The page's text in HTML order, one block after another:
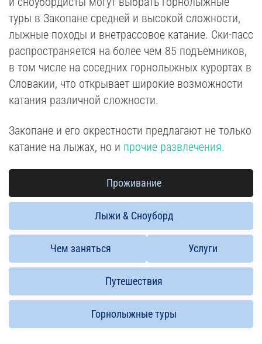
туры в Закопане средней и высокой сложности,
лыжные походы и внетрассовое катание. Ски-пасс
распространяется на более чем 85 подъемников,
в том числе на соседних горнолыжных курортах в
Словакии, что открывает широкие возможности
катания различной сложности.
Закопане и его окрестности предлагают не только
катание на лыжах, но и прочие развлечения.
Проживание
Лыжи & Сноуборд
Чем заняться Услуги
Путешествия
Горнолыжные туры